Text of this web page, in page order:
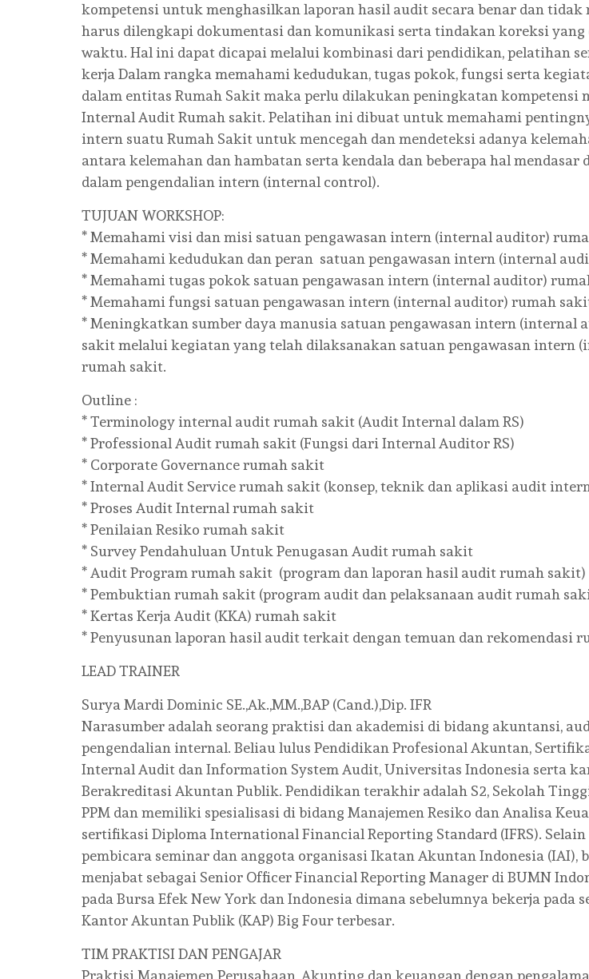
kompetensi untuk menghasilkan laporan hasil audit secara benar dan tidak
harus dilengkapi dokumentasi dan komunikasi serta tindakan koreksi
waktu. Hal ini dapat dicapai melalui kombinasi dari pendidikan, pelatihan
kerja Dalam rangka memahami kedudukan, tugas pokok, fungsi serta
dalam entitas Rumah Sakit maka perlu dilakukan peningkatan kompetensi
Internal Audit Rumah sakit. Pelatihan ini dibuat untuk memahami
intern suatu Rumah Sakit untuk mencegah dan mendeteksi adanya
antara kelemahan dan hambatan serta kendala dan beberapa hal mendasar
dalam pengendalian intern (internal control).
TUJUAN WORKSHOP:
* Memahami visi dan misi satuan pengawasan intern (internal auditor)
* Memahami kedudukan dan peran satuan pengawasan intern (internal
* Memahami tugas pokok satuan pengawasan intern (internal auditor)
* Memahami fungsi satuan pengawasan intern (internal auditor) rumah
* Meningkatkan sumber daya manusia satuan pengawasan intern (internal
sakit melalui kegiatan yang telah dilaksanakan satuan pengawasan intern
rumah sakit.
Outline :
* Terminology internal audit rumah sakit (Audit Internal dalam RS)
* Professional Audit rumah sakit (Fungsi dari Internal Auditor RS)
* Corporate Governance rumah sakit
* Internal Audit Service rumah sakit (konsep, teknik dan aplikasi audit
* Proses Audit Internal rumah sakit
* Penilaian Resiko rumah sakit
* Survey Pendahuluan Untuk Penugasan Audit rumah sakit
* Audit Program rumah sakit (program dan laporan hasil audit rumah sakit)
* Pembuktian rumah sakit (program audit dan pelaksanaan audit rumah
* Kertas Kerja Audit (KKA) rumah sakit
* Penyusunan laporan hasil audit terkait dengan temuan dan rekomendasi
LEAD TRAINER
Surya Mardi Dominic SE.,Ak.,MM.,BAP (Cand.),Dip. IFR
Narasumber adalah seorang praktisi dan akademisi di bidang akuntansi,
pengendalian internal. Beliau lulus Pendidikan Profesional Akuntan,
Internal Audit dan Information System Audit, Universitas Indonesia serta
Berakreditasi Akuntan Publik. Pendidikan terakhir adalah S2, Sekolah
PPM dan memiliki spesialisasi di bidang Manajemen Resiko dan Analisa
sertifikasi Diploma International Financial Reporting Standard (IFRS).
pembicara seminar dan anggota organisasi Ikatan Akuntan Indonesia (IAI),
menjabat sebagai Senior Officer Financial Reporting Manager di BUMN
pada Bursa Efek New York dan Indonesia dimana sebelumnya bekerja pada
Kantor Akuntan Publik (KAP) Big Four terbesar.
TIM PRAKTISI DAN PENGAJAR
Praktisi Manajemen Perusahaan, Akunting dan keuangan dengan